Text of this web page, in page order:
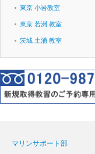
東京 小岩教室
東京 若洲 教室
茨城 土浦 教室
マリンサポート部